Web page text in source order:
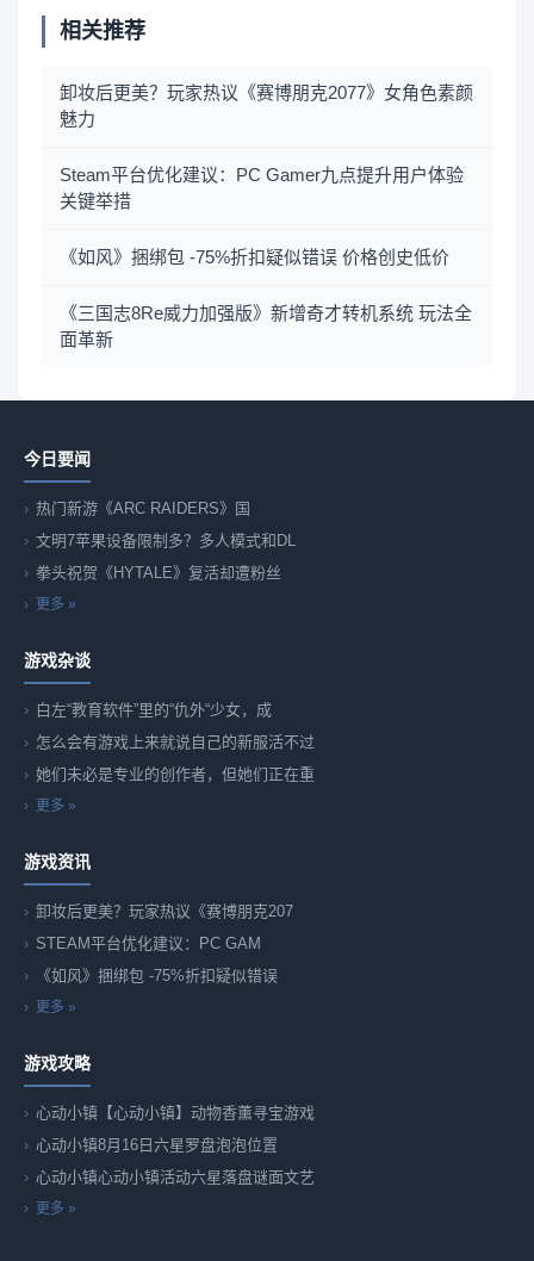
相关推荐
卸妆后更美？玩家热议《赛博朋克2077》女角色素颜
魅力
Steam平台优化建议：PC Gamer九点提升用户体验
关键举措
《如风》捆绑包 -75%折扣疑似错误 价格创史低价
《三国志8Re威力加强版》新增奇才转机系统 玩法全
面革新
今日要闻
热门新游《ARC RAIDERS》国
文明7苹果设备限制多？多人模式和DL
拳头祝贺《HYTALE》复活却遭粉丝
更多 »
游戏杂谈
白左“教育软件”里的“仇外“少女，成
怎么会有游戏上来就说自己的新服活不过
她们未必是专业的创作者，但她们正在重
更多 »
游戏资讯
卸妆后更美？玩家热议《赛博朋克207
STEAM平台优化建议：PC GAM
《如风》捆绑包 -75%折扣疑似错误
更多 »
游戏攻略
心动小镇【心动小镇】动物香薰寻宝游戏
心动小镇8月16日六星罗盘泡泡位置
心动小镇心动小镇活动六星落盘谜面文艺
更多 »